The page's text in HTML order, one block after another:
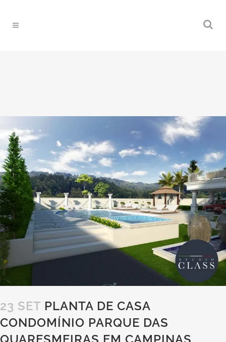
23 SET PLANTA DE CASA
CONDOMÍNIO PARQUE DAS